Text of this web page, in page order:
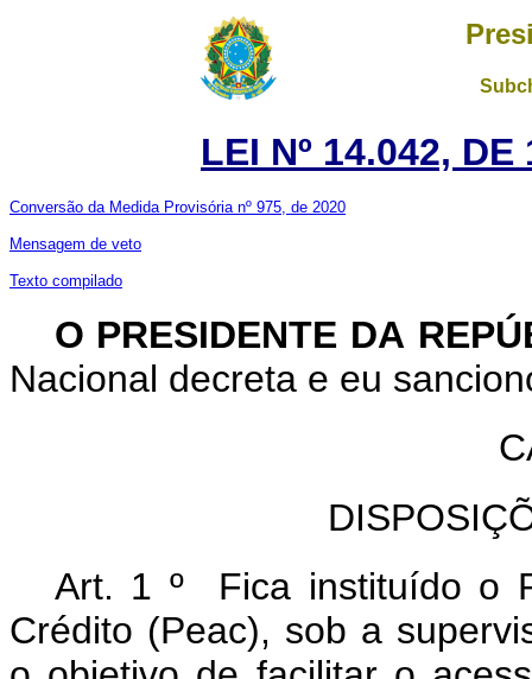
LEI Nº 14.042,
Conversão da Medida Provisória nº 975, de 2020
Mensagem de veto
Texto compilado
O PRESIDENTE DA
Nacional decreta e eu
Art. 1 º Fica instituído o
Crédito (Peac), sob a